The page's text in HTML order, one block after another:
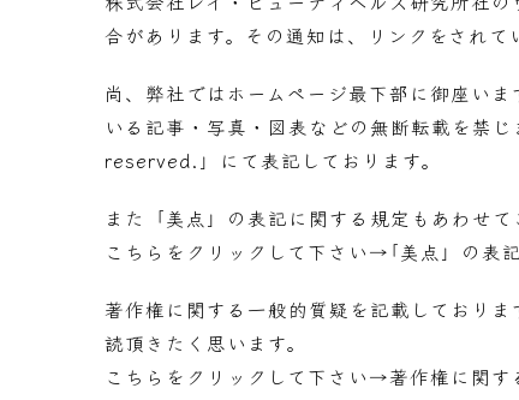
合があります。その通知は、リンクをされて
尚、弊社ではホームページ最下部に御座い
いる記事・写真・図表などの無断転載を禁
reserved.」にて表記しております。
また「美点」の表記に関する規定もあわせて
こちらをクリックして下さい→ ｢美点」の表
著作権に関する一般的質疑を記載しており
読頂きたく思います。
こちらをクリックして下さい→著作権に関す